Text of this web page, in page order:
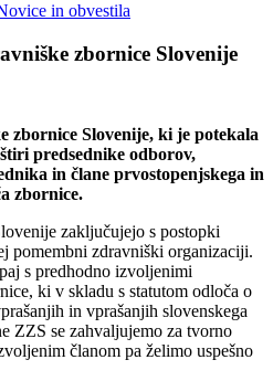
in obvestila
zbornice Slovenije
zbornice Slovenije, ki je potekala
predsednike odborov,
in člane prvostopenjskega in
zbornice.
zaključujejo s postopki
pomembni zdravniški organizaciji.
s predhodno izvoljenimi
ki v skladu s statutom odloča o
in vprašanjih slovenskega
ZZS se zahvaljujemo za tvorno
članom pa želimo uspešno